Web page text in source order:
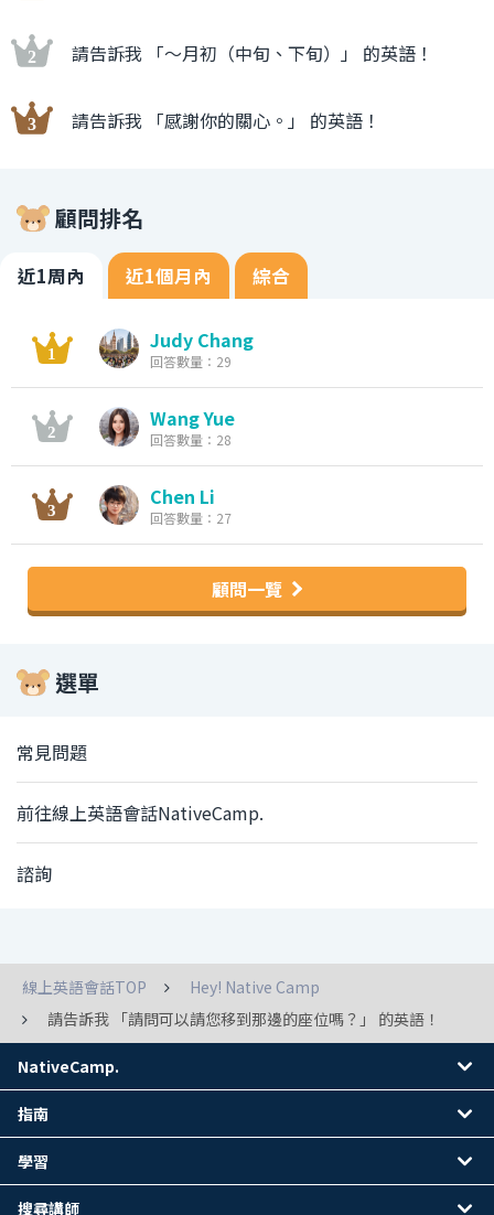
請告訴我 「〜月初（中旬、下旬）」 的英語！
請告訴我 「感謝你的關心。」 的英語！
顧問排名
近1周內 近1個月內 綜合
Judy Chang
回答數量：29
Wang Yue
回答數量：28
Chen Li
回答數量：27
顧問一覽
選單
常見問題
前往線上英語會話NativeCamp.
諮詢
線上英語會話TOP
Hey! Native Camp
請告訴我 「請問可以請您移到那邊的座位嗎？」 的英語！
NativeCamp.
指南
學習
搜尋講師